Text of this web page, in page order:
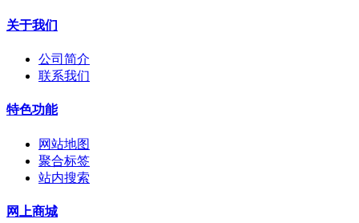
关于我们
公司简介
联系我们
特色功能
网站地图
聚合标签
站内搜索
网上商城